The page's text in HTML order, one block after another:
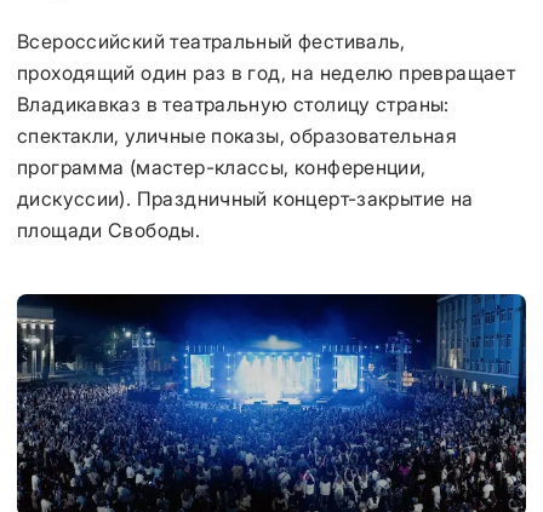
Всероссийский театральный фестиваль,
проходящий один раз в год, на неделю превращает
Владикавказ в театральную столицу страны:
спектакли, уличные показы, образовательная
программа (мастер-классы, конференции,
дискуссии). Праздничный концерт-закрытие на
площади Свободы.